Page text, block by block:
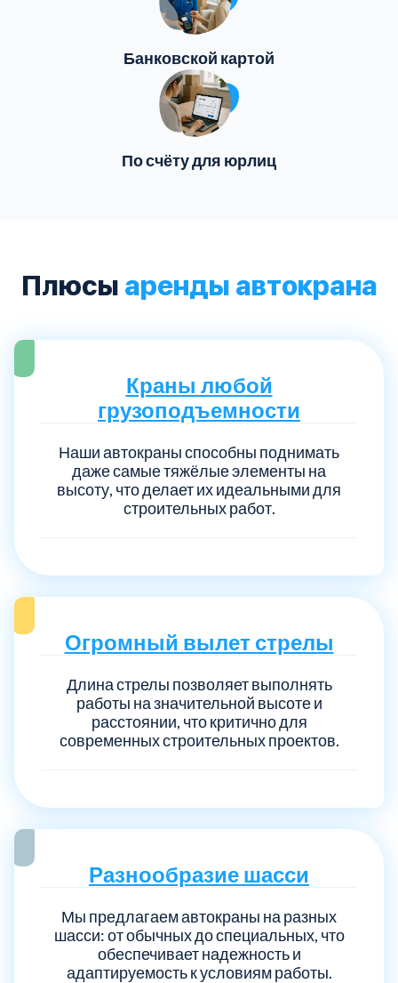
Банковской картой
По счёту для юрлиц
Плюсы аренды автокрана
Краны любой
грузоподъемности
Наши автокраны способны поднимать
даже самые тяжёлые элементы на
высоту, что делает их идеальными для
строительных работ.
Огромный вылет стрелы
Длина стрелы позволяет выполнять
работы на значительной высоте и
расстоянии, что критично для
современных строительных проектов.
Разнообразие шасси
Мы предлагаем автокраны на разных
шасси: от обычных до специальных, что
обеспечивает надежность и
адаптируемость к условиям работы.